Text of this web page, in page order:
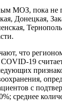
МОЗ, пока не
Донецкая,
что
19
с
среднее